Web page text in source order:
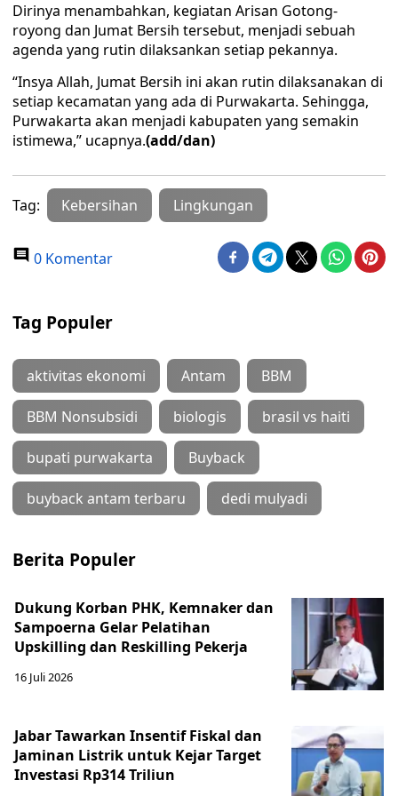
Dirinya menambahkan, kegiatan Arisan Gotong-
royong dan Jumat Bersih tersebut, menjadi sebuah
agenda yang rutin dilaksankan setiap pekannya.
“Insya Allah, Jumat Bersih ini akan rutin dilaksanakan di
setiap kecamatan yang ada di Purwakarta. Sehingga,
Purwakarta akan menjadi kabupaten yang semakin
istimewa,” ucapnya.(add/dan)
Tag: Kebersihan Lingkungan
0 Komentar
Tag Populer
aktivitas ekonomi Antam BBM
BBM Nonsubsidi biologis brasil vs haiti
bupati purwakarta Buyback
buyback antam terbaru dedi mulyadi
Berita Populer
Dukung Korban PHK, Kemnaker dan
Sampoerna Gelar Pelatihan
Upskilling dan Reskilling Pekerja
16 Juli 2026
Jabar Tawarkan Insentif Fiskal dan
Jaminan Listrik untuk Kejar Target
Investasi Rp314 Triliun